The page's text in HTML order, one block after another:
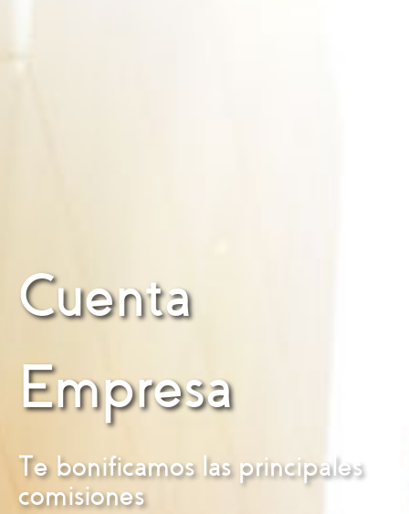
Cuenta
Empresa
Te bonificamos las principales
comisiones